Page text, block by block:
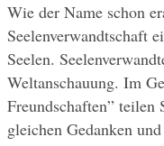
Wie der Name schon
Seelenverwandtschaft
Seelen.
Weltanschauung. Im
Freundschaften” teilen
gleichen Gedanken